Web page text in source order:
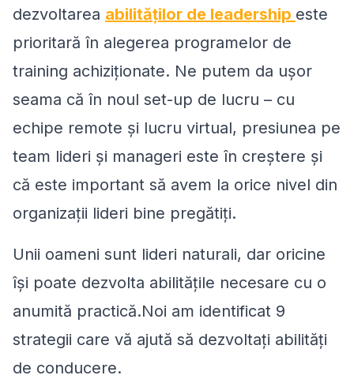
dezvoltarea abilităților de leadership este
prioritară în alegerea programelor de
training achiziționate. Ne putem da ușor
seama că în noul set-up de lucru – cu
echipe remote și lucru virtual, presiunea pe
team lideri și manageri este în creștere și
că este important să avem la orice nivel din
organizații lideri bine pregătiți.
Unii oameni sunt lideri naturali, dar oricine
își poate dezvolta abilitățile necesare cu o
anumită practică.Noi am identificat 9
strategii care vă ajută să dezvoltați abilități
de conducere.